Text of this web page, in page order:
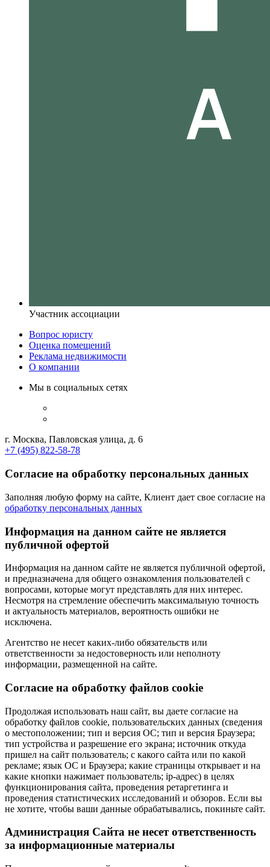
Участник ассоциации
Вопрос юристу
Оценка помещений
Реклама недвижимости
О компании
Мы в социальных сетях
г. Москва, Павловская улица, д. 6
+7 (495) 822-58-78
Согласие на обработку персональных данных
Заполняя любую форму на сайте, Клиент дает свое согласие на
обработку персональных данных
Информация на данном сайте не является
публичной офертой
Информация на данном сайте не является публичной офертой,
и предназначена для общего ознакомления пользователей с
вопросами, которые могут представлять для них интерес.
Несмотря на стремление обеспечить максимальную точность
и актуальность материалов, вероятность ошибки не
исключена.
Агентство не несет каких-либо обязательств или
ответственности за недостоверность или неполноту
информации, размещенной на сайте.
Cогласие на обработку файлов cookie
Продолжая использовать наш сайт, вы даете согласие на
обработку файлов cookie, пользовательских данных (сведения
о местоположении; тип и версия ОС; тип и версия Браузера;
тип устройства и разрешение его экрана; источник откуда
пришел на сайт пользователь; с какого сайта или по какой
рекламе; язык ОС и Браузера; какие страницы открывает и на
какие кнопки нажимает пользователь; ip-адрес) в целях
функционирования сайта, проведения ретаргетинга и
проведения статистических исследований и обзоров. Если вы
не хотите, чтобы ваши данные обрабатывались, покиньте сайт.
Администрация Сайта не несет ответственность
за информационные материалы